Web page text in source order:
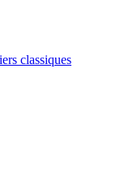
classiques